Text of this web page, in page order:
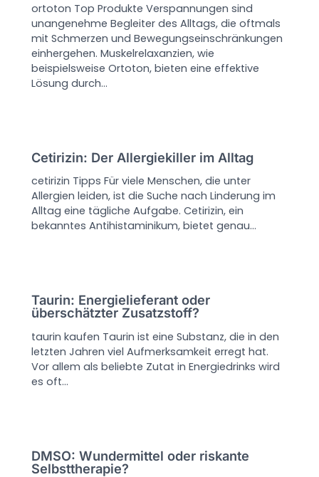
ortoton Top Produkte Verspannungen sind
unangenehme Begleiter des Alltags, die oftmals
mit Schmerzen und Bewegungseinschränkungen
einhergehen. Muskelrelaxanzien, wie
beispielsweise Ortoton, bieten eine effektive
Lösung durch…
Cetirizin: Der Allergiekiller im Alltag
cetirizin Tipps Für viele Menschen, die unter
Allergien leiden, ist die Suche nach Linderung im
Alltag eine tägliche Aufgabe. Cetirizin, ein
bekanntes Antihistaminikum, bietet genau…
Taurin: Energielieferant oder
überschätzter Zusatzstoff?
taurin kaufen Taurin ist eine Substanz, die in den
letzten Jahren viel Aufmerksamkeit erregt hat.
Vor allem als beliebte Zutat in Energiedrinks wird
es oft…
DMSO: Wundermittel oder riskante
Selbsttherapie?